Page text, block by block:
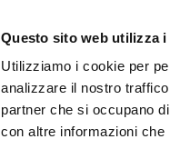
Questo sito web utilizza i
Utilizziamo i cookie per
analizzare il nostro
partner che si occupano
con altre informazioni